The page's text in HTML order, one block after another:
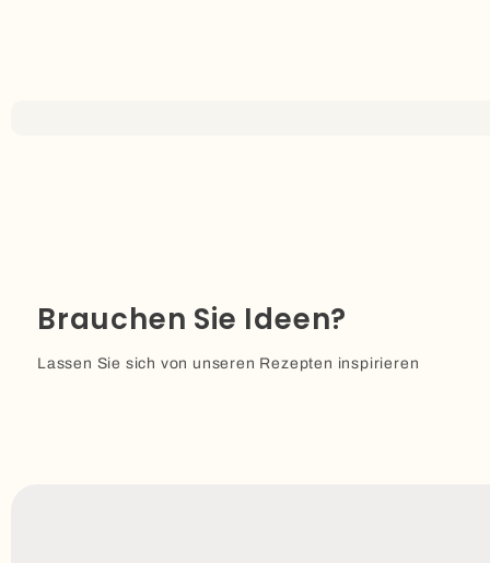
Brauchen Sie Ideen?
Lassen Sie sich von unseren Rezepten inspirieren